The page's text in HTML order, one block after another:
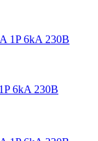
6kA 230В